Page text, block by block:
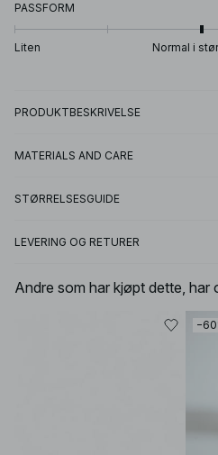
PASSFORM
Liten Normal i
PRODUKTBESKRIVELSE
MATERIALS AND CARE
STØRRELSESGUIDE
LEVERING OG RETURER
Andre som har kjøpt dette, har